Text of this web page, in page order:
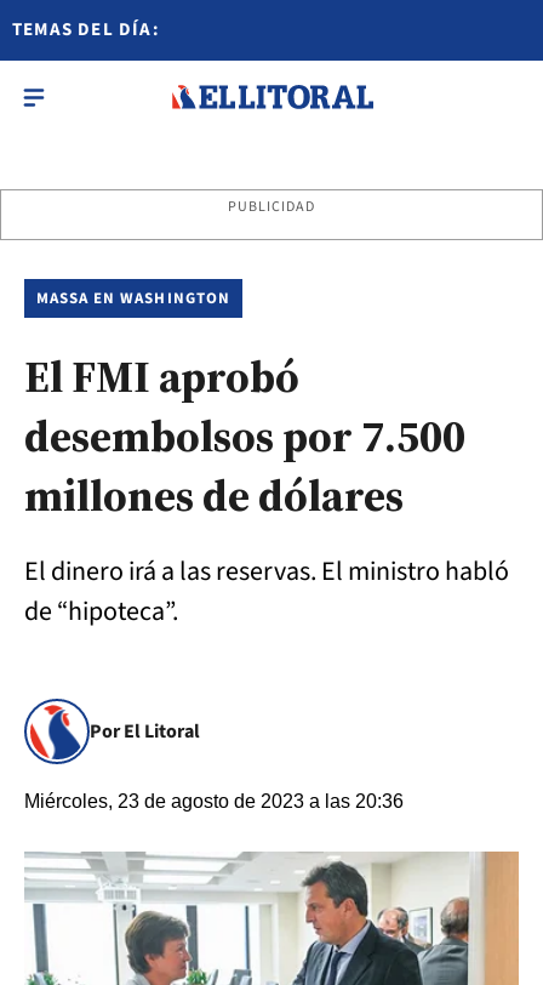
TEMAS DEL DÍA:
PUBLICIDAD
MASSA EN WASHINGTON
El FMI aprobó
desembolsos por 7.500
millones de dólares
El dinero irá a las reservas. El ministro habló
de “hipoteca”.
Por El Litoral
Miércoles, 23 de agosto de 2023 a las 20:36